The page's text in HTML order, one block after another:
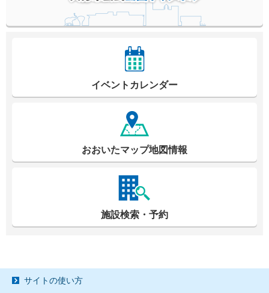
イベントカレンダー
おおいたマップ地図情報
施設検索・予約
サイトの使い方